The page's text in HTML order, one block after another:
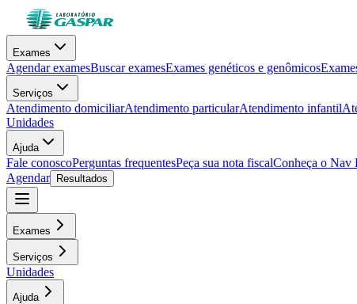
Exames
Agendar examesBuscar examesExames genéticos e genômicos
Serviços
Atendimento domiciliarAtendimento particularAtendimento infantil
Unidades
Ajuda
Fale conoscoPerguntas frequentesPeça sua nota fiscalConheça o Nav
Agendar
Resultados
Exames
Serviços
Unidades
Ajuda